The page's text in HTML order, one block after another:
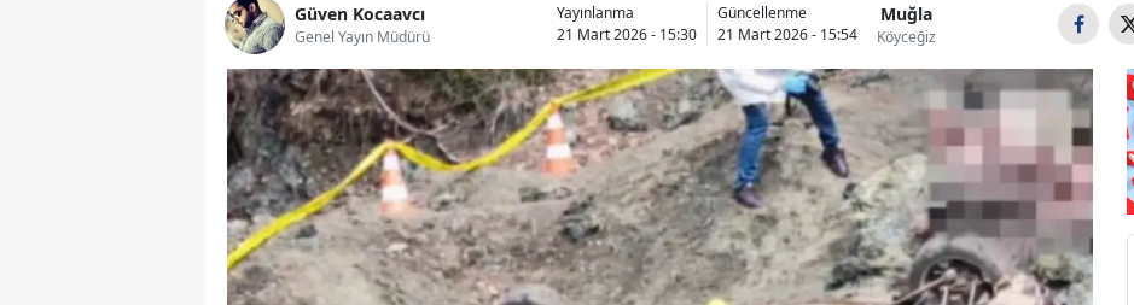
Güven Kocaavcı
Genel Yayın Müdürü
Yayınlanma
21 Mart 2026 - 15:30
Güncellenme
21 Mart 2026 - 15:54
Muğla
Köyceğiz